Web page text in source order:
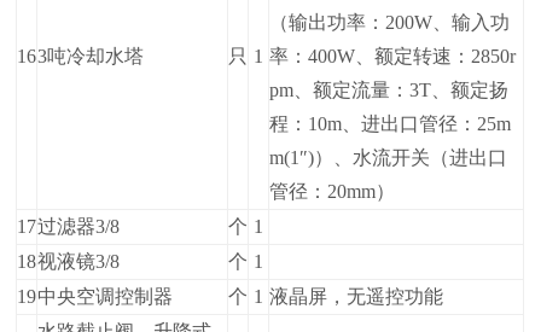
163吨冷却水塔 只 1
（输出功率：200W、输入功
率：400W、额定转速：2850r
pm、额定流量：3T、额定扬
程：10m、进出口管径：25m
m(1″)）、水流开关（进出口
管径：20mm）
17过滤器3/8 个 1
18视液镜3/8 个 1
19中央空调控制器 个 1 液晶屏，无遥控功能